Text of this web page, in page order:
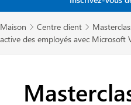
Maison  Centre client 
active des employés avec Microsoft